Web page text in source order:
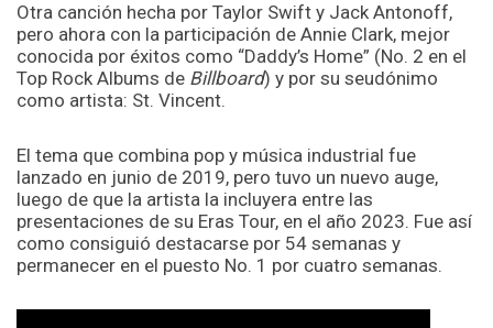
Otra canción hecha por Taylor Swift y Jack Antonoff,
pero ahora con la participación de Annie Clark, mejor
conocida por éxitos como “Daddy’s Home” (No. 2 en el
Top Rock Albums de Billboard) y por su seudónimo
como artista: St. Vincent.
El tema que combina pop y música industrial fue
lanzado en junio de 2019, pero tuvo un nuevo auge,
luego de que la artista la incluyera entre las
presentaciones de su Eras Tour, en el año 2023. Fue así
como consiguió destacarse por 54 semanas y
permanecer en el puesto No. 1 por cuatro semanas.